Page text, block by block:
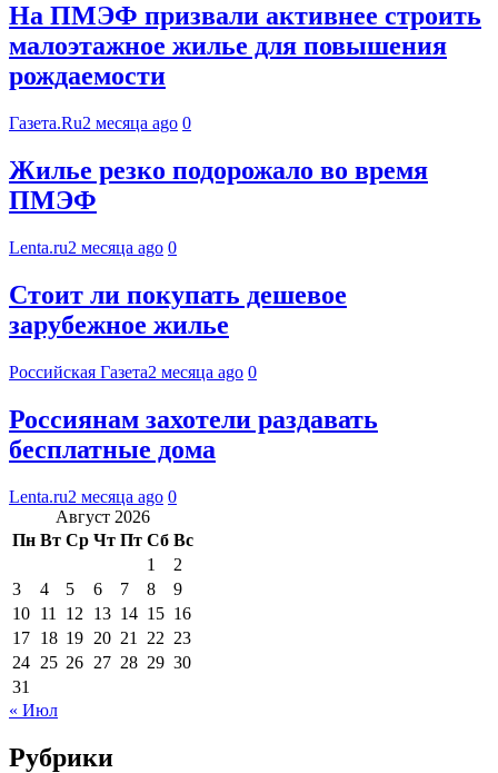
На ПМЭФ призвали активнее строить
малоэтажное жилье для повышения
рождаемости
Газета.Ru2 месяца ago 0
Жилье резко подорожало во время
ПМЭФ
Lenta.ru2 месяца ago 0
Стоит ли покупать дешевое
зарубежное жилье
Российская Газета2 месяца ago 0
Россиянам захотели раздавать
бесплатные дома
Lenta.ru2 месяца ago 0
Август 2026
Пн Вт Ср Чт Пт Сб Вс
1
2
3
4 5 6 7 8
9
10 11 12 13 14 15 16
17 18 19 20 21 22 23
24 25 26 27 28 29 30
31
« Июл
Рубрики